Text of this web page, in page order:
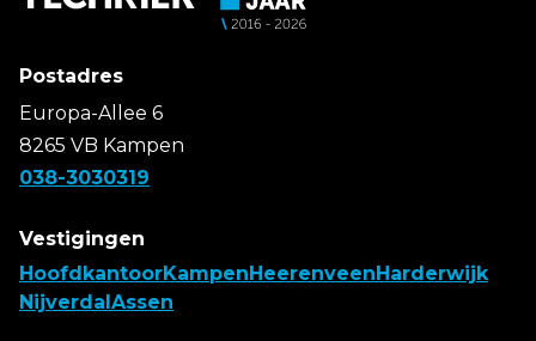
Postadres
Europa-Allee 6
8265 VB Kampen
038-3030319
Vestigingen
HoofdkantoorKampen Heerenveen Harderwijk
Nijverdal Assen